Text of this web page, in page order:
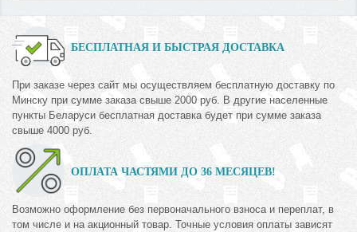
БЕСПЛАТНАЯ И БЫСТРАЯ ДОСТАВКА
При заказе через сайт мы осуществляем бесплатную доставку по
Минску при сумме заказа свыше 2000 руб. В другие населенные
пункты Беларуси бесплатная доставка будет при сумме заказа
свыше 4000 руб.
ОПЛАТА ЧАСТЯМИ ДО 36 МЕСЯЦЕВ!
Возможно оформление без первоначального взноса и переплат, в
том числе и на акционный товар. Точные условия оплаты зависят